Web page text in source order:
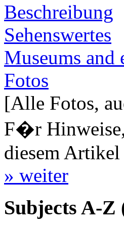
Beschreibung
Sehenswertes
Museums
Fotos
[Alle Fotos,
F�r
diesem
» weiter
Subjects A-Z